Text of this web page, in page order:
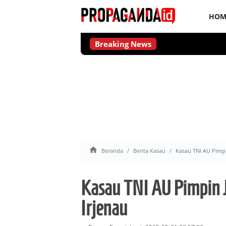
Breaking News
 Beranda Berita Kasau Kasau TNI AU
Kasau TNI AU
Irjenau